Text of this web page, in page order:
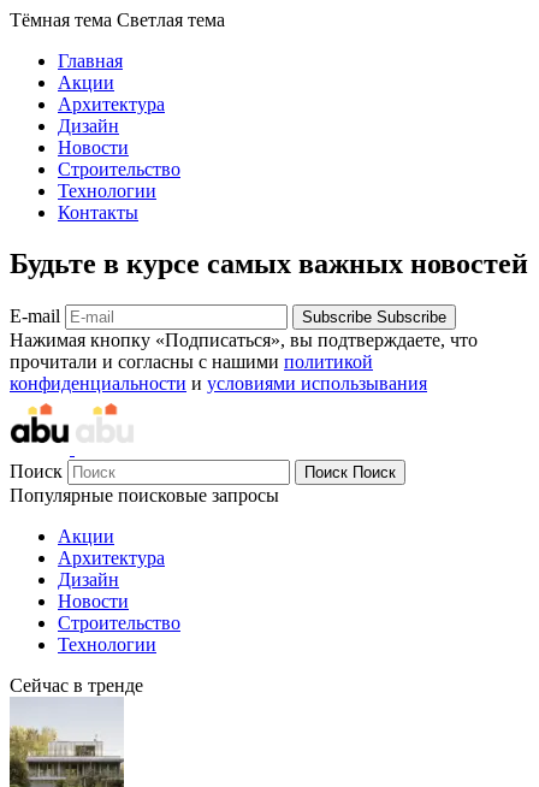
Тёмная тема Светлая тема
Главная
Акции
Архитектура
Дизайн
Новости
Строительство
Технологии
Контакты
Будьте в курсе самых важных новостей
E-mail Subscribe Subscribe
Нажимая кнопку «Подписаться», вы подтверждаете, что
прочитали и согласны с нашими политикой
конфиденциальности и условиями использывания
Поиск Поиск Поиск
Популярные поисковые запросы
Акции
Архитектура
Дизайн
Новости
Строительство
Технологии
Сейчас в тренде